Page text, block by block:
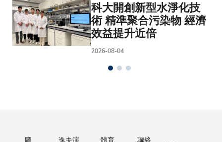
科大開創新型水淨化技
術 精準聚合污染物 經濟
效益提升近倍
2026-08-04
圖
逸夫演
體育
聯絡